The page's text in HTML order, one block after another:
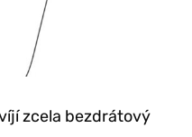
zcela bezdrátový